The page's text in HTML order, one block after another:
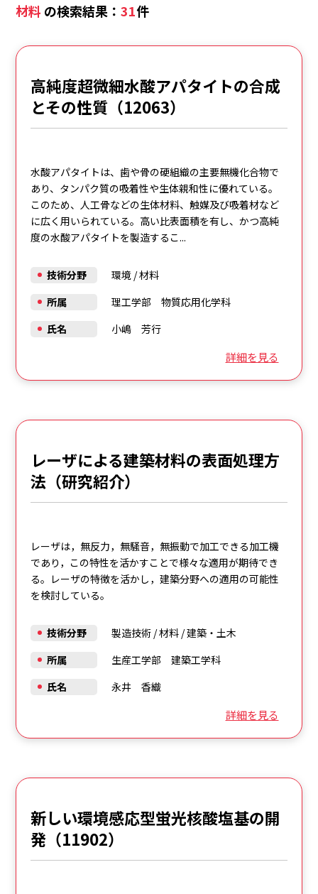
材料 の検索結果：31件
高純度超微細水酸アパタイトの合成
とその性質（12063）
水酸アパタイトは、歯や骨の硬組織の主要無機化合物で
あり、タンパク質の吸着性や生体親和性に優れている。
このため、人工骨などの生体材料、触媒及び吸着材など
に広く用いられている。高い比表面積を有し、かつ高純
度の水酸アパタイトを製造するこ...
詳細を見る
技術分野 環境/材料
所属
理工学部 物質応用化学科
氏名
小嶋 芳行
レーザによる建築材料の表面処理方
法（研究紹介）
レーザは，無反力，無騒音，無振動で加工できる加工機
であり，この特性を活かすことで様々な適用が期待でき
る。レーザの特徴を活かし，建築分野への適用の可能性
を検討している。
詳細を見る
技術分野 製造技術/材料/建築・土木
所属
生産工学部 建築工学科
氏名
永井 香織
新しい環境感応型蛍光核酸塩基の開
発（11902）